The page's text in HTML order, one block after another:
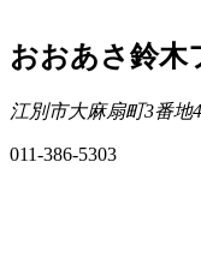
おおあさ鈴木
江別市大麻扇町3番地
011-386-5303